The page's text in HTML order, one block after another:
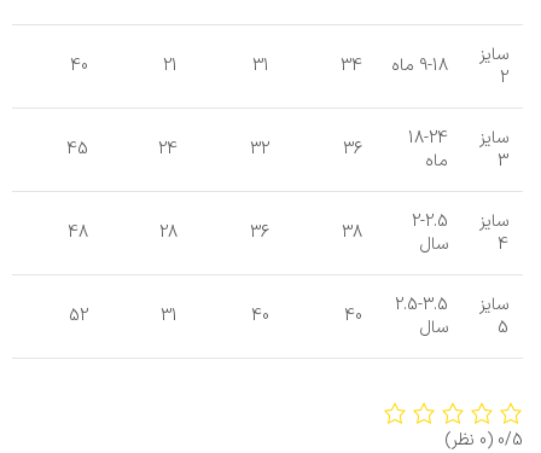
سایز
2
9-18 ماه 34
31
21
40
سایز
3
18-24
ماه
36
32
24
45
سایز
4
2-2.5
سال
38
36
28
48
سایز
5
2.5-3.5
سال
40
40
31
52
0/5 (0 نظر)